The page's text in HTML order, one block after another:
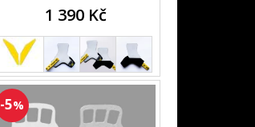
1 390 Kč
-5%